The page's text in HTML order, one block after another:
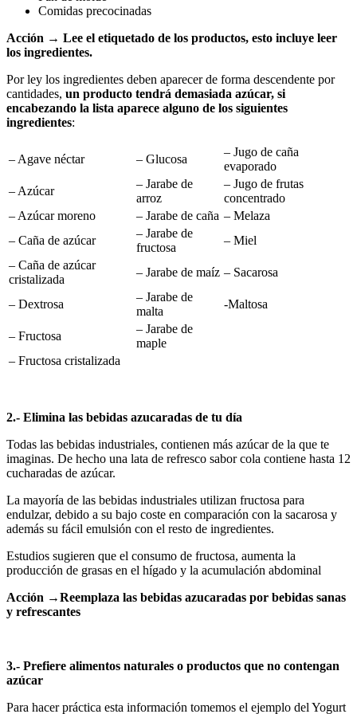
Comidas precocinadas
Acción → Lee el etiquetado de los productos, esto incluye leer
los ingredientes.
Por ley los ingredientes deben aparecer de forma descendente por
cantidades, un producto tendrá demasiada azúcar, si
encabezando la lista aparece alguno de los siguientes
ingredientes:
– Agave néctar – Glucosa
– Jugo de caña
evaporado
– Azúcar
– Jarabe de
arroz
– Jugo de frutas
concentrado
– Azúcar moreno
– Jarabe de caña – Melaza
– Caña de azúcar
– Jarabe de
fructosa
– Miel
– Caña de azúcar
cristalizada
– Jarabe de maíz – Sacarosa
– Dextrosa
– Jarabe de
malta
-Maltosa
– Fructosa
– Jarabe de
maple
– Fructosa cristalizada
2.- Elimina las bebidas azucaradas de tu día
Todas las bebidas industriales, contienen más azúcar de la que te
imaginas. De hecho una lata de refresco sabor cola contiene hasta 12
cucharadas de azúcar.
La mayoría de las bebidas industriales utilizan fructosa para
endulzar, debido a su bajo coste en comparación con la sacarosa y
además su fácil emulsión con el resto de ingredientes.
Estudios sugieren que el consumo de fructosa, aumenta la
producción de grasas en el hígado y la acumulación abdominal
Acción →Reemplaza las bebidas azucaradas por bebidas sanas
y refrescantes
3.- Prefiere alimentos naturales o productos que no contengan
azúcar
Para hacer práctica esta información tomemos el ejemplo del Yogurt